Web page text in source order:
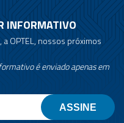
INFORMATIVO
OPTEL, nossos próximos
é enviado apenas em